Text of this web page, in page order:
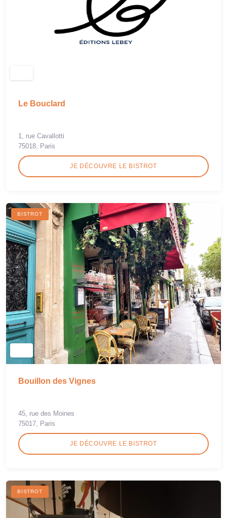
Le Bouclard
1, rue Cavallotti
75018, Paris
JE DÉCOUVRE LE BISTROT
BISTROT
Bouillon des Vignes
45, rue des Moines
75017, Paris
JE DÉCOUVRE LE BISTROT
BISTROT